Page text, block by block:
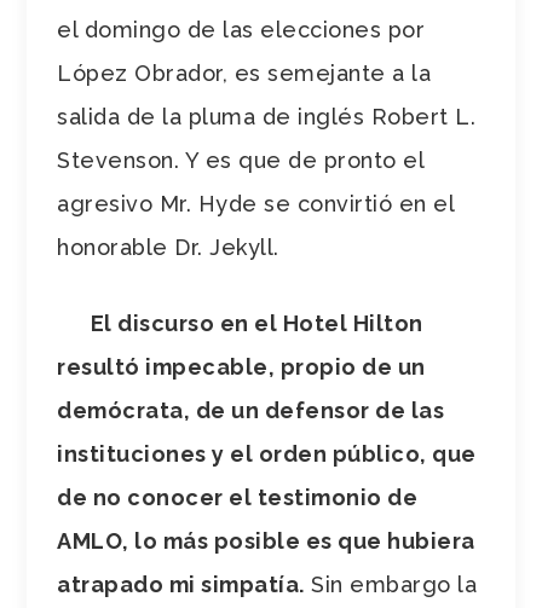
el domingo de las elecciones por
López Obrador, es semejante a la
salida de la pluma de inglés Robert L.
Stevenson. Y es que de pronto el
agresivo Mr. Hyde se convirtió en el
honorable Dr. Jekyll.
El discurso en el Hotel Hilton
resultó impecable, propio de un
demócrata, de un defensor de las
instituciones y el orden público, que
de no conocer el testimonio de
AMLO, lo más posible es que hubiera
atrapado mi simpatía. Sin embargo la